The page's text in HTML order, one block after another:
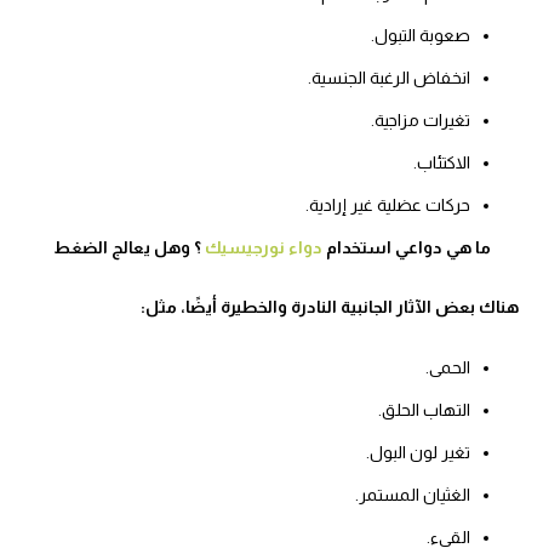
صعوبة التبول.
انخفاض الرغبة الجنسية.
تغيرات مزاجية.
الاكتئاب.
حركات عضلية غير إرادية.
ما هي دواعي استخدام دواء نورجيسيك ؟ وهل يعالج الضغط
هناك بعض الآثار الجانبية النادرة والخطيرة أيضًا، مثل:
الحمى.
التهاب الحلق.
تغير لون البول.
الغثيان المستمر.
القيء.